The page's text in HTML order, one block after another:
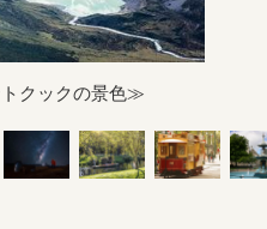
クックの景色≫